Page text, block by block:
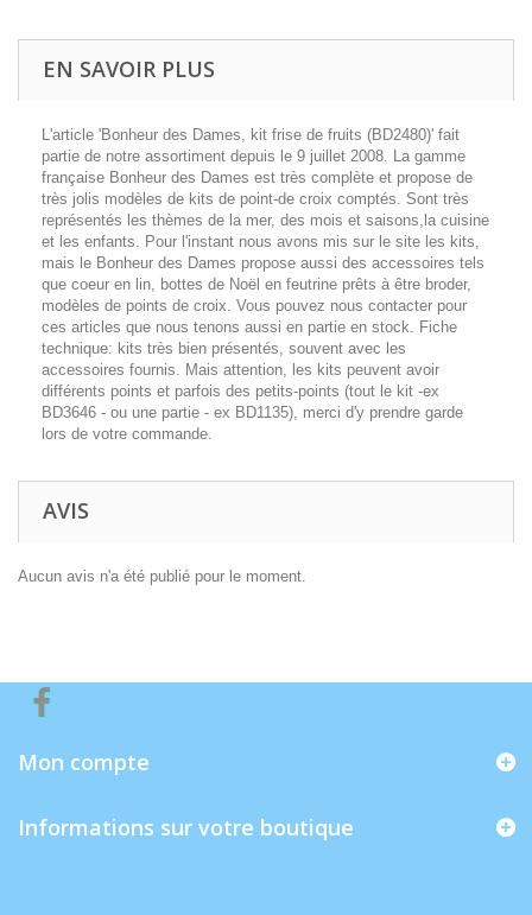
EN SAVOIR PLUS
L'article 'Bonheur des Dames, kit frise de fruits (BD2480)' fait
partie de notre assortiment depuis le 9 juillet 2008. La gamme
française Bonheur des Dames est très complète et propose de
très jolis modèles de kits de point-de croix comptés. Sont très
représentés les thèmes de la mer, des mois et saisons,la cuisine
et les enfants. Pour l'instant nous avons mis sur le site les kits,
mais le Bonheur des Dames propose aussi des accessoires tels
que coeur en lin, bottes de Noël en feutrine prêts à être broder,
modèles de points de croix. Vous pouvez nous contacter pour
ces articles que nous tenons aussi en partie en stock. Fiche
technique: kits très bien présentés, souvent avec les
accessoires fournis. Mais attention, les kits peuvent avoir
différents points et parfois des petits-points (tout le kit -ex
BD3646 - ou une partie - ex BD1135), merci d'y prendre garde
lors de votre commande.
AVIS
Aucun avis n'a été publié pour le moment.
Mon compte
Informations sur votre boutique